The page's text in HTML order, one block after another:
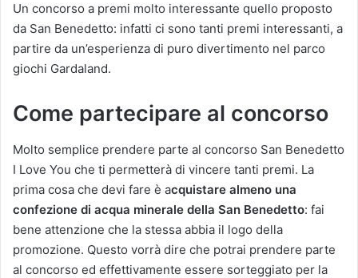
Un concorso a premi molto interessante quello proposto
da San Benedetto: infatti ci sono tanti premi interessanti, a
partire da un’esperienza di puro divertimento nel parco
giochi Gardaland.
Come partecipare al concorso
Molto semplice prendere parte al concorso San Benedetto
I Love You che ti permetterà di vincere tanti premi. La
prima cosa che devi fare è acquistare almeno una
confezione di acqua minerale della San Benedetto: fai
bene attenzione che la stessa abbia il logo della
promozione. Questo vorrà dire che potrai prendere parte
al concorso ed effettivamente essere sorteggiato per la